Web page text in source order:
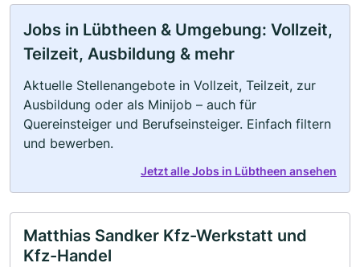
Jobs in Lübtheen & Umgebung: Vollzeit,
Teilzeit, Ausbildung & mehr
Aktuelle Stellenangebote in Vollzeit, Teilzeit, zur
Ausbildung oder als Minijob – auch für
Quereinsteiger und Berufseinsteiger. Einfach filtern
und bewerben.
Jetzt alle Jobs in Lübtheen ansehen
Matthias Sandker Kfz-Werkstatt und
Kfz-Handel